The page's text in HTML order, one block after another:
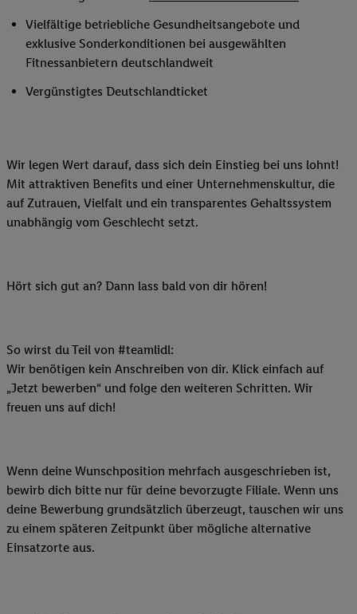
Vielfältige betriebliche Gesundheitsangebote und
exklusive Sonderkonditionen bei ausgewählten
Fitnessanbietern deutschlandweit
Vergünstigtes Deutschlandticket
Wir legen Wert darauf, dass sich dein Einstieg bei uns lohnt!
Mit attraktiven Benefits und einer Unternehmenskultur, die
auf Zutrauen, Vielfalt und ein transparentes Gehaltssystem
unabhängig vom Geschlecht setzt.
Hört sich gut an? Dann lass bald von dir hören!
So wirst du Teil von #teamlidl:
Wir benötigen kein Anschreiben von dir. Klick einfach auf
„Jetzt bewerben“ und folge den weiteren Schritten. Wir
freuen uns auf dich!
Wenn deine Wunschposition mehrfach ausgeschrieben ist,
bewirb dich bitte nur für deine bevorzugte Filiale. Wenn uns
deine Bewerbung grundsätzlich überzeugt, tauschen wir uns
zu einem späteren Zeitpunkt über mögliche alternative
Einsatzorte aus.